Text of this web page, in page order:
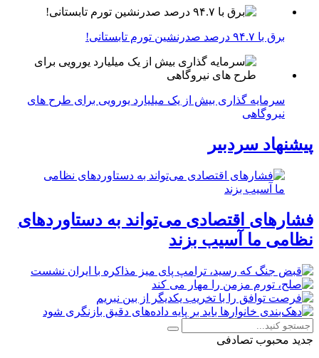
برق با ۹۴.۷ درصد صدرنشین تورم تابستانی!
سرمایه گذاری بیش از یک میلیارد یورویی برای طرح های
نیروگاهی
پیشنهاد سردبیر
فشارهای اقتصادی می‌تواند به دستاوردهای
نظامی ما آسیب بزند
جدید محبوب تصادفی